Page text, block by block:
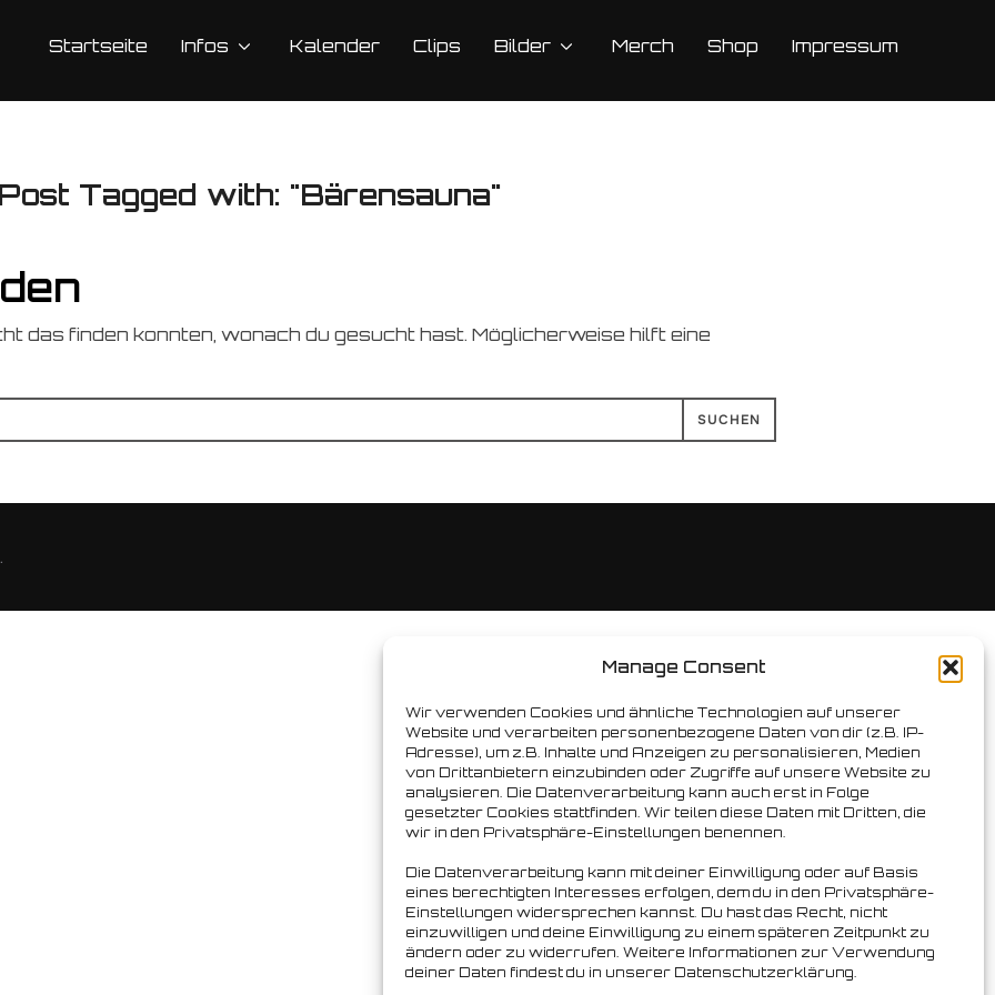
Manage Consent
Wir verwenden Cookies und ähnliche Technologien auf unserer
Website und verarbeiten personenbezogene Daten von dir (z.B. IP-
Adresse), um z.B. Inhalte und Anzeigen zu personalisieren, Medien
von Drittanbietern einzubinden oder Zugriffe auf unsere Website zu
analysieren. Die Datenverarbeitung kann auch erst in Folge
gesetzter Cookies stattfinden. Wir teilen diese Daten mit Dritten, die
wir in den Privatsphäre-Einstellungen benennen.
Die Datenverarbeitung kann mit deiner Einwilligung oder auf Basis
eines berechtigten Interesses erfolgen, dem du in den Privatsphäre-
Einstellungen widersprechen kannst. Du hast das Recht, nicht
einzuwilligen und deine Einwilligung zu einem späteren Zeitpunkt zu
ändern oder zu widerrufen. Weitere Informationen zur Verwendung
deiner Daten findest du in unserer Datenschutzerklärung.
Startseite Infos Kalender Clips Bilder Merch Shop Impressum
Post Tagged with: "Bärensauna"
das finden konnten, wonach du gesucht hast. Möglicherweise hilft eine